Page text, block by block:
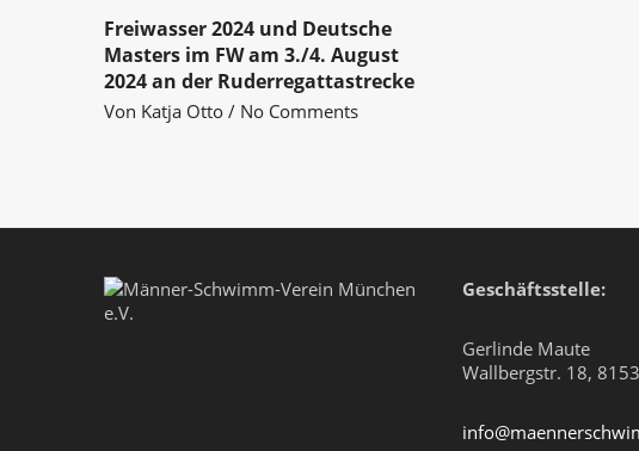
Freiwasser 2024 und Deutsche
Masters im FW am 3./4. August
2024 an der Ruderregattastrecke
Von Katja Otto / No Comments
Geschäftsstelle:
Gerlinde Maute
Wallbergstr. 18,